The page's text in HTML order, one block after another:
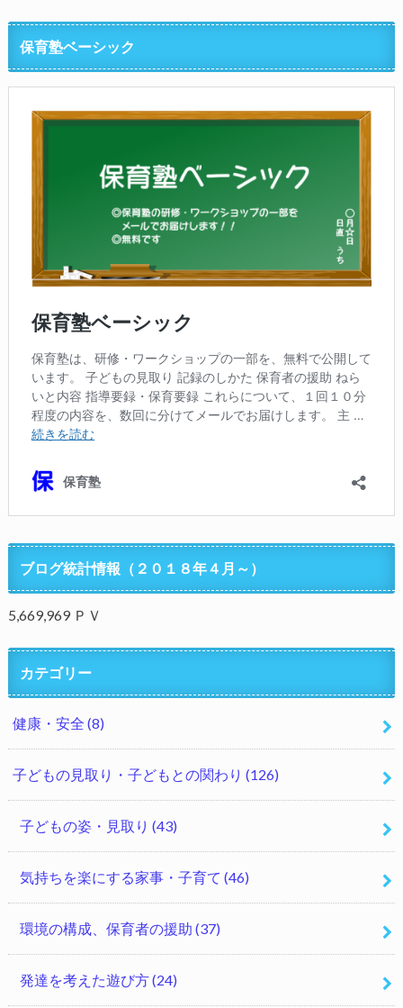
保育塾ベーシック
ブログ統計情報（２０１８年４月～）
5,669,969 ＰＶ
カテゴリー
健康・安全 (8)
子どもの見取り・子どもとの関わり (126)
子どもの姿・見取り (43)
気持ちを楽にする家事・子育て (46)
環境の構成、保育者の援助 (37)
発達を考えた遊び方(24)